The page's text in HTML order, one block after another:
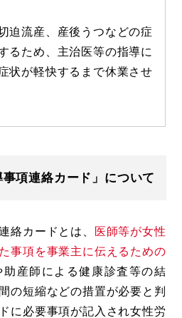
迫流産、産後うつなどの症
るため、主治医等の指導に
状が軽快するまで休業させ
事項連絡カード」について
絡カードとは、
医師等が女性
事項を事業主に伝えるための
助産師による健康診査等の結
の短縮などの措置が必要と判
に必要事項が記入され女性労